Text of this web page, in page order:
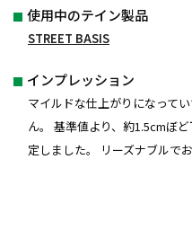
使用中のテイン製品
STREET BASIS
インプレッション
マイルドな仕上がりになって
ん。 基準値より、約1.5cmぼ
定しました。 リーズナブルで